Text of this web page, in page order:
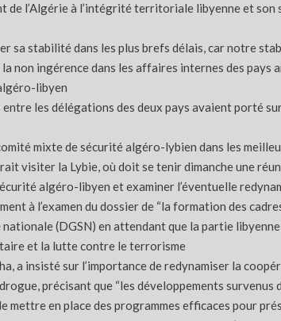
de l’Algérie à l’intégrité territoriale libyenne et
sa stabilité dans les plus brefs délais, car notre
non ingérence dans les affaires internes des pays
libyen
les délégations des deux pays avaient porté
mixte de sécurité algéro-lybien dans les
visiter la Lybie, où doit se tenir dimanche une
algéro-libyen et examiner l’éventuelle
à l’examen du dossier de “la formation des
(DGSN) en attendant que la partie libyenne
et la lutte contre le terrorisme
a insisté sur l’importance de redynamiser la
précisant que “les développements
mettre en place des programmes efficaces pour